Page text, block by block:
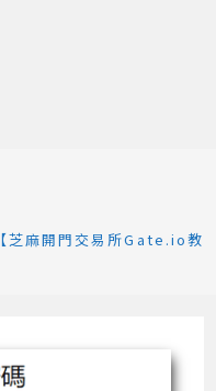
【芝麻開門交易所Gate.io教